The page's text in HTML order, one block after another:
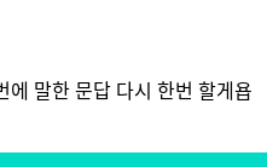
에 말한 문답 다시 한번 할게욥